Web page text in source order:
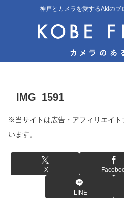
神戸とカメラを愛するAkiのブ
IMG_1591
※当サイトは広告・アフィリエイ
います。
X
LINE